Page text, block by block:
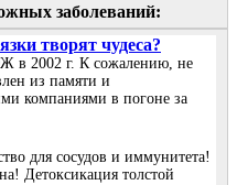
заболеваний:
творят чудеса?
в 2002 г. К сожалению, не
из памяти и
компаниями в погоне за
для сосудов и иммунитета!
Детоксикация толстой